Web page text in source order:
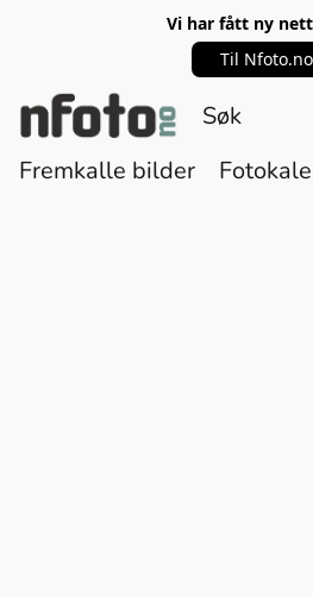
Vi har fått ny
Til Nfoto.no
Fremkalle bilder